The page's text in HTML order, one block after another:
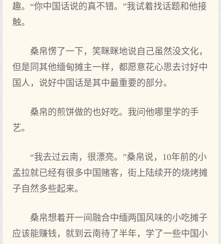
趣。“你中国话说的真不错。”我试着找话题和他接
触。
桑帛愣了一下，笑眯眯地说自己虽然没文化，
但是同其他缅甸摊主一样，都愿意花心思去讨好中
国人，说好中国话是其中最重要的部分。
桑帛的煎饼做的也好吃。我问他哪里学的手
艺。
“我去过云南，很漂亮。”桑帛说，10年前的小
孟拉就已经有很多中国赌客，街上陆续开的烧烤摊
子自然多些起来。
桑帛想着开一间融合中缅两国风味的小吃摊子
应该能赚钱，就到云南待了半年，学了一些中国小